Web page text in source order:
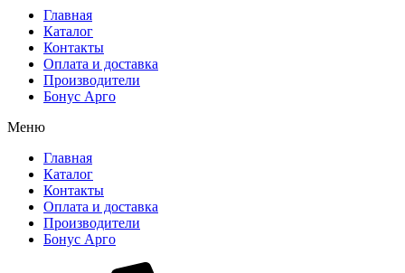
Главная
Каталог
Контакты
Оплата и доставка
Производители
Бонус Арго
Меню
Главная
Каталог
Контакты
Оплата и доставка
Производители
Бонус Арго